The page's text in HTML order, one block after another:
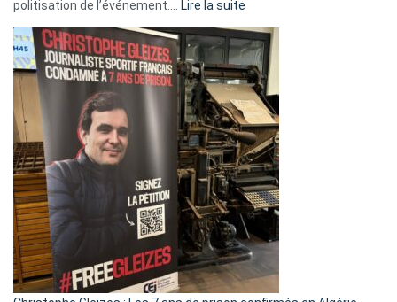
politisation de l’événement.… Lire la suite
Eurovision
2026
:
Pays-
Bas,
Espagne,
Irlande
et
Slovénie
rejettent
la
présence
d’Israël